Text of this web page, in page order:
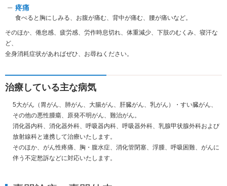
疼痛
食べると胸にしみる、お腹が痛む、背中が痛む、腰が痛いなど。
そのほか、倦怠感、疲労感、労作時息切れ、体重減少、下肢のむくみ、寝汗な
ど、
全身消耗症状があればぜひ、お尋ねください。
治療している主な病気
5大がん（胃がん、肺がん、大腸がん、肝臓がん、乳がん）・すい臓がん、
その他の悪性腫瘍、原発不明がん、難治がん。
消化器内科、消化器外科、呼吸器内科、呼吸器外科、乳腺甲状腺外科および
放射線科と連携して治療いたします。
そのほか、がん性疼痛、胸・腹水症、消化管閉塞、浮腫、呼吸困難、がんに
伴う不定愁訴などに対応いたします。